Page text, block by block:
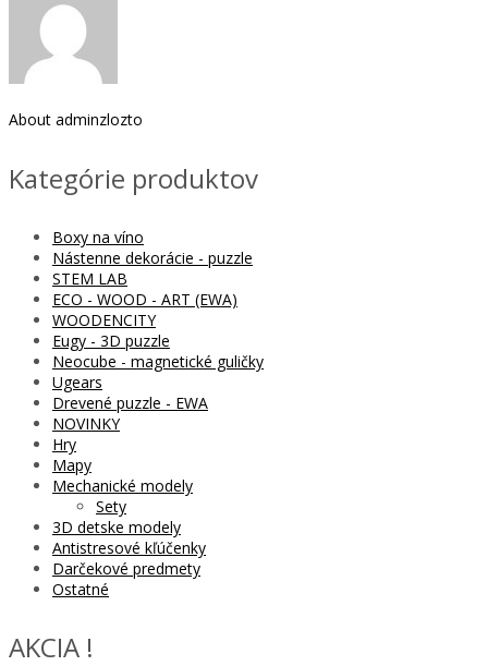
About adminzlozto
Kategórie produktov
Boxy na víno
Nástenne dekorácie - puzzle
STEM LAB
ECO - WOOD - ART (EWA)
WOODENCITY
Eugy - 3D puzzle
Neocube - magnetické guličky
Ugears
Drevené puzzle - EWA
NOVINKY
Hry
Mapy
Mechanické modely
Sety
3D detske modely
Antistresové kľúčenky
Darčekové predmety
Ostatné
AKCIA !